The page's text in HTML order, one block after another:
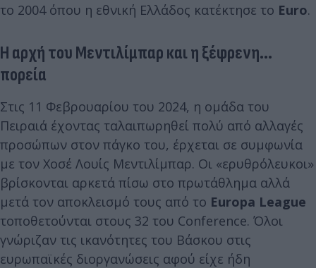
το 2004 όπου η εθνική Ελλάδος κατέκτησε το Euro.
Η αρχή του Μεντιλίμπαρ και η ξέφρενη...
πορεία
Στις 11 Φεβρουαρίου του 2024, η ομάδα του
Πειραιά έχοντας ταλαιπωρηθεί πολύ από αλλαγές
προσώπων στον πάγκο του, έρχεται σε συμφωνία
με τον Χοσέ Λουίς Μεντιλίμπαρ. Οι «ερυθρόλευκοι»
βρίσκονται αρκετά πίσω στο πρωτάθλημα αλλά
μετά τον αποκλεισμό τους από το Europa League
τοποθετούνται στους 32 του Conference. Όλοι
γνώριζαν τις ικανότητες του Βάσκου στις
ευρωπαϊκές διοργανώσεις αφού είχε ήδη